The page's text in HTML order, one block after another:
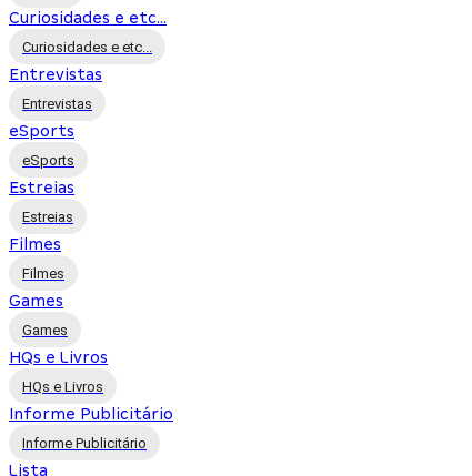
Curiosidades e etc...
Curiosidades e etc...
Entrevistas
Entrevistas
eSports
eSports
Estreias
Estreias
Filmes
Filmes
Games
Games
HQs e Livros
HQs e Livros
Informe Publicitário
Informe Publicitário
Lista